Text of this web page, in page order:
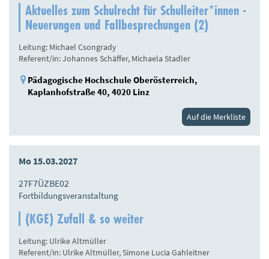
Aktuelles zum Schulrecht für Schulleiter*innen -
Neuerungen und Fallbesprechungen (2)
Leitung: Michael Csongrady
Referent/in: Johannes Schäffer, Michaela Stadler
Pädagogische Hochschule Oberösterreich,
Kaplanhofstraße 40, 4020 Linz
Auf die Merkliste
Mo 15.03.2027
27F7ÜZBE02
Fortbildungsveranstaltung
(KGE) Zufall & so weiter
Leitung: Ulrike Altmüller
Referent/in: Ulrike Altmüller, Simone Lucia Gahleitner